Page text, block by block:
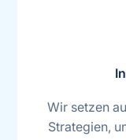
Wir setzen
Strategien,